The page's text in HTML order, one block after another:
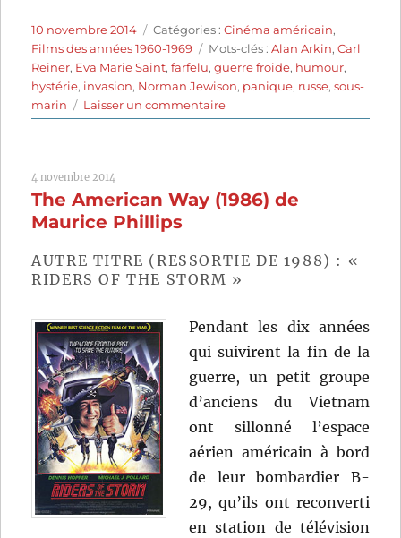
Publié
le
10 novembre 2014 Catégories
Catégories :Cinéma américain,
Films des années 1960-1969
Étiquettes
Mots-clés :Alan Arkin,Carl
Reiner, Eva Marie Saint,farfelu,guerre froide, humour,
hystérie, invasion, Norman Jewison, panique, russe,sous-
marin
Laisser un commentairesur
Les
Russes
de
4 novembre 2014
The American Way (1986) de
Maurice Phillips
AUTRE TITRE (RESSORTIE DE 1988) : «
RIDERS OF THE STORM »
Pendant les dix années
qui suivirent la fin de la
guerre, un petit groupe
d’anciens du Vietnam
ont sillonné l’espace
aérien américain à bord
de leur bombardier B-
29, qu’ils ont reconverti
en station de télévision